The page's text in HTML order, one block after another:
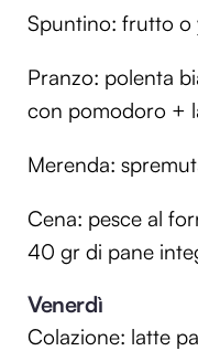
Spuntino: frutto
Pranzo: polenta
con pomodoro +
Merenda:
Cena: pesce al
40 gr di pane
Venerdì
Colazione: latte